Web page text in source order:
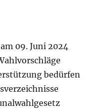
09. Juni 2024
bedürfen